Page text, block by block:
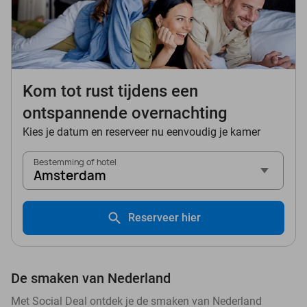
Kom tot rust tijdens een
ontspannende overnachting
Kies je datum en reserveer nu eenvoudig je kamer
Bestemming of hotel
Amsterdam
Reserveer hier
De smaken van Nederland
Met Social Deal ontdek je de smaken van Nederland